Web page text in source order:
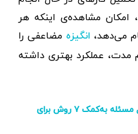
امکان مشاهده‌ی اینکه هر
می‌دهد، انگیزه مضاعفی را
مدت، عملکرد بهتری داشته
کار تیمی و حل مسئله به‌کمک ۷ روش برای